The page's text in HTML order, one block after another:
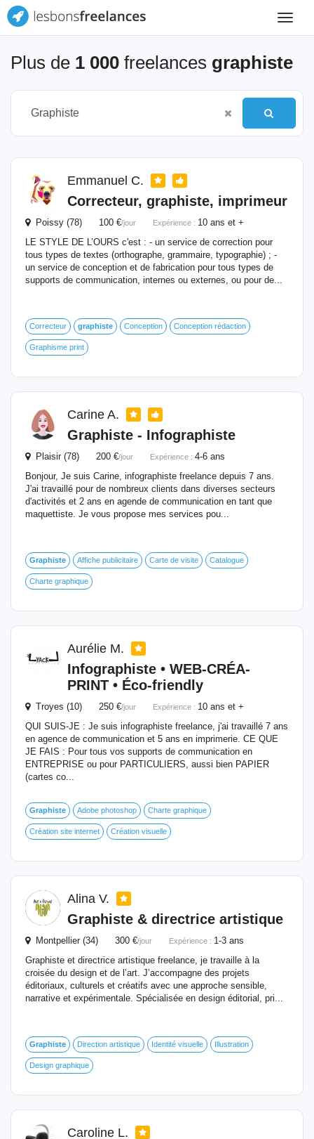
Toggle
Plus de 1 000 freelances graphiste
Emmanuel C.
Correcteur, graphiste, imprimeur
Poissy (78) 100 €/jour Expérience : 10 ans et +
LE STYLE DE L’OURS c'est : - un service de correction pour
tous types de textes (orthographe, grammaire, typographie) ; -
un service de conception et de fabrication pour tous types de
supports de communication, internes ou externes, ou pour de...
Correcteur graphiste Conception Conception rédaction
Graphisme print
Carine A.
Graphiste - Infographiste
Plaisir (78) 200 €/jour Expérience : 4-6 ans
Bonjour, Je suis Carine, infographiste freelance depuis 7 ans.
J'ai travaillé pour de nombreux clients dans diverses secteurs
d'activités et 2 ans en agende de communication en tant que
maquettiste. Je vous propose mes services pou...
Graphiste Affiche publicitaire Carte de visite Catalogue
Charte graphique
Aurélie M.
Infographiste • WEB-CRÉA-
PRINT • Éco-friendly
Troyes (10) 250 €/jour Expérience : 10 ans et +
QUI SUIS-JE : Je suis infographiste freelance, j'ai travaillé 7 ans
en agence de communication et 5 ans en imprimerie. CE QUE
JE FAIS : Pour tous vos supports de communication en
ENTREPRISE ou pour PARTICULIERS, aussi bien PAPIER
(cartes co...
Graphiste Adobe photoshop Charte graphique
Création site internet Création visuelle
Alina V.
Graphiste & directrice artistique
Montpellier (34) 300 €/jour Expérience : 1-3 ans
Graphiste et directrice artistique freelance, je travaille à la
croisée du design et de l’art. J’accompagne des projets
éditoriaux, culturels et créatifs avec une approche sensible,
narrative et expérimentale. Spécialisée en design éditorial, pri...
Graphiste Direction artistique Identité visuelle Illustration
Design graphique
Caroline L.